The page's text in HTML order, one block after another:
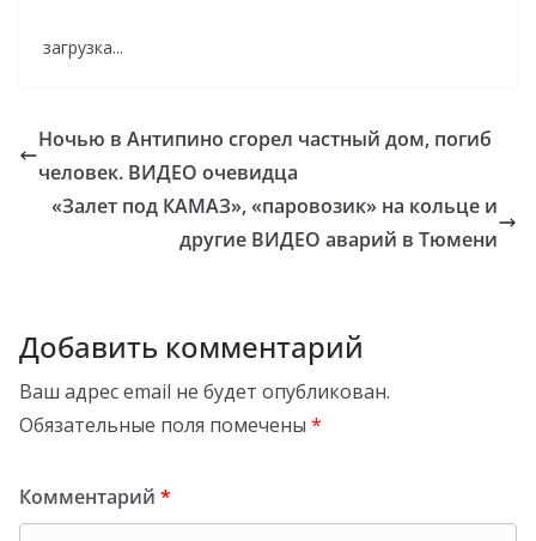
загрузка...
Ночью в Антипино сгорел частный дом, погиб
человек. ВИДЕО очевидца
«Залет под КАМАЗ», «паровозик» на кольце и
другие ВИДЕО аварий в Тюмени
Добавить комментарий
Ваш адрес email не будет опубликован.
Обязательные поля помечены *
Комментарий *